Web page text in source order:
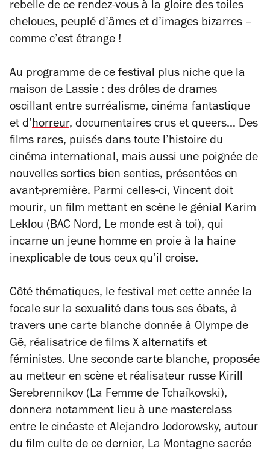
rebelle de ce rendez-vous à la gloire des toiles
cheloues, peuplé d’âmes et d’images bizarres –
comme c’est étrange !
Au programme de ce festival plus niche que la
maison de Lassie : des drôles de drames
oscillant entre surréalisme, cinéma fantastique
et d’horreur, documentaires crus et queers… Des
films rares, puisés dans toute l’histoire du
cinéma international, mais aussi une poignée de
nouvelles sorties bien senties, présentées en
avant-première. Parmi celles-ci, Vincent doit
mourir, un film mettant en scène le génial Karim
Leklou (BAC Nord, Le monde est à toi), qui
incarne un jeune homme en proie à la haine
inexplicable de tous ceux qu’il croise.
Côté thématiques, le festival met cette année la
focale sur la sexualité dans tous ses ébats, à
travers une carte blanche donnée à Olympe de
Gê, réalisatrice de films X alternatifs et
féministes. Une seconde carte blanche, proposée
au metteur en scène et réalisateur russe Kirill
Serebrennikov (La Femme de Tchaïkovski),
donnera notamment lieu à une masterclass
entre le cinéaste et Alejandro Jodorowsky, autour
du film culte de ce dernier, La Montagne sacrée